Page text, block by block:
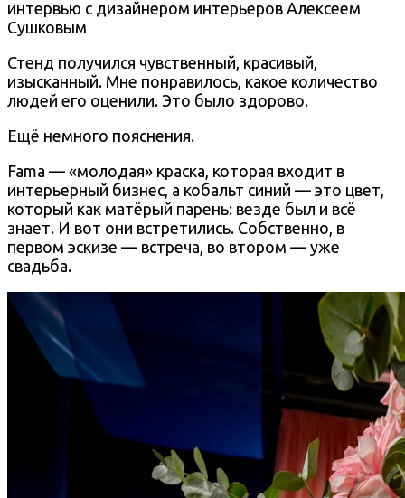
Стенд получился чувственный, красивый,
изысканный. Мне понравилось, какое количество
людей его оценили. Это было здорово.
Ещё немного пояснения.
Fama — «молодая» краска, которая входит в
интерьерный бизнес, а кобальт синий — это цвет,
который как матёрый парень: везде был и всё
знает. И вот они встретились. Собственно, в
первом эскизе — встреча, во втором — уже
свадьба.